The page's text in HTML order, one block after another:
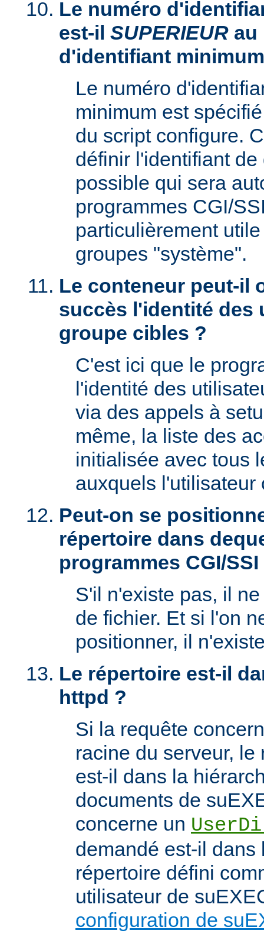
Le numéro
est-il SUPERIEUR au
d'identifiant
Le numéro
minimum est
du script configure.
définir l'identifiant
possible qui sera
programmes CGI/
particulièrement
groupes "système".
Le conteneur peut-il
succès l'identité des
groupe cibles ?
C'est ici que le
l'identité des
via des appels à
même, la liste des
initialisée avec tous
auxquels l'utilisateur
Peut-on se
répertoire dans
programmes CGI/SSI
S'il n'existe pas, il
de fichier. Et si l'on
positionner, il
Le répertoire est-il
httpd ?
Si la requête
racine du serveur,
est-il dans la
documents de
concerne un
demandé est-il dans
répertoire défini
utilisateur de
configuration de